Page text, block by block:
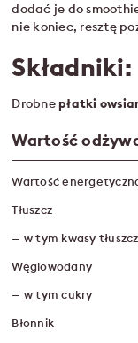
dodać je do
nie koniec, resztę
Składniki:
Drobnepłatki
Wartość
Wartość
Tłuszcz
— w tym kwasy
Węglowodany
— w tym cukry
Błonnik